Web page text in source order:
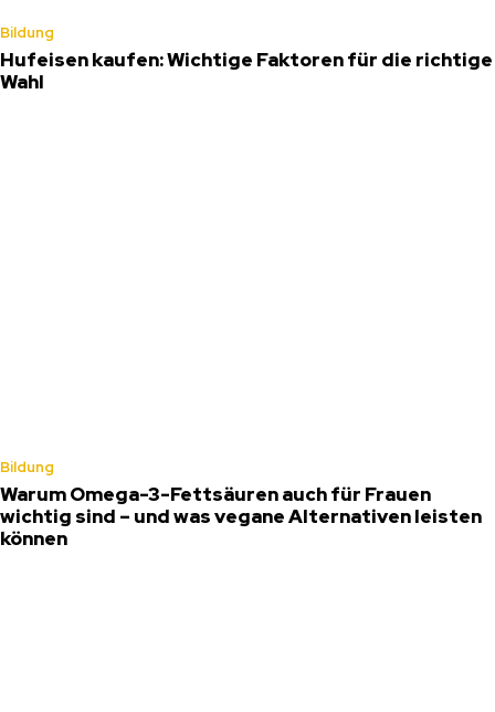
Bildung
Hufeisen kaufen: Wichtige Faktoren für die richtige
Wahl
Bildung
Warum Omega-3-Fettsäuren auch für Frauen
wichtig sind – und was vegane Alternativen leisten
können